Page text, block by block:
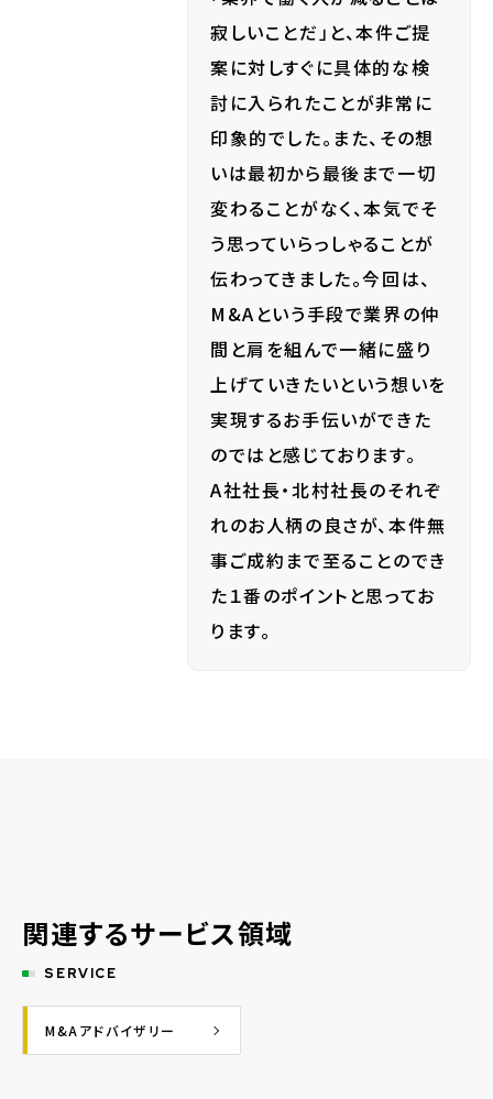
寂しいことだ」と、本件ご提
案に対しすぐに具体的な検
討に入られたことが非常に
印象的でした。また、その想
いは最初から最後まで一切
変わることがなく、本気でそ
う思っていらっしゃることが
伝わってきました。今回は、
M&Aという手段で業界の仲
間と肩を組んで一緒に盛り
上げていきたいという想いを
実現するお手伝いができた
のではと感じております。
A社社長・北村社長のそれぞ
れのお人柄の良さが、本件無
事ご成約まで至ることのでき
た１番のポイントと思ってお
ります。
関連するサービス領域
SERVICE
M&Aアドバイザリー